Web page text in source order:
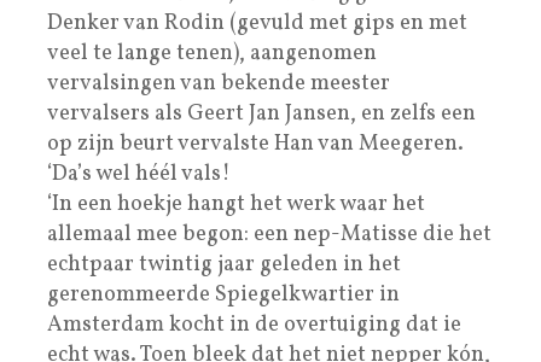
Denker van Rodin (gevuld met gips en met
veel te lange tenen), aangenomen
vervalsingen van bekende meester
vervalsers als Geert Jan Jansen, en zelfs een
op zijn beurt vervalste Han van Meegeren.
‘Da’s wel héél vals!
‘In een hoekje hangt het werk waar het
allemaal mee begon: een nep-Matisse die het
echtpaar twintig jaar geleden in het
gerenommeerde Spiegelkwartier in
Amsterdam kocht in de overtuiging dat ie
echt was. Toen bleek dat het niet nepper kón,